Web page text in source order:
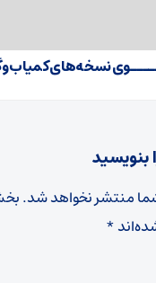
نسخه‌های کمیاب و
بنویسید
منتشر نخواهد شد.
*